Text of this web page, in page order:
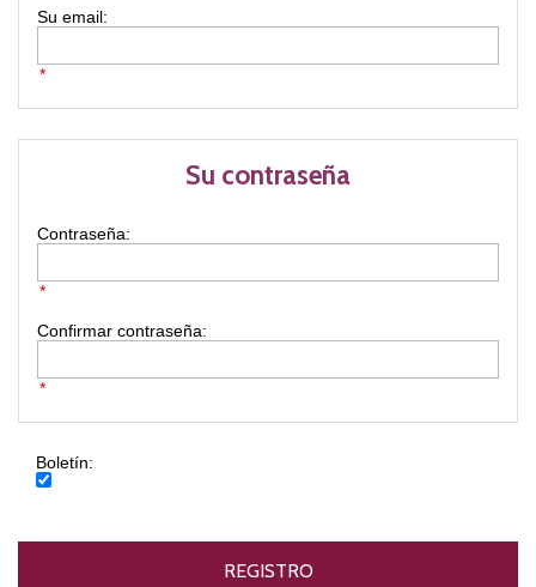
*
Boletín:
Su contraseña
Contraseña:
*
Confirmar contraseña:
*